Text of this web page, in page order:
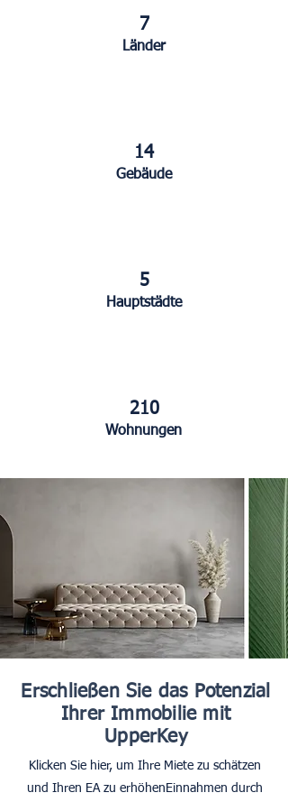
7
Länder
14
Gebäude
5
Hauptstädte
210
Wohnungen
Erschließen Sie das Potenzial
Ihrer Immobilie mit
UpperKey
Klicken Sie hier, um Ihre Miete zu schätzen
und Ihren EA zu erhöhen Einnahmen durch